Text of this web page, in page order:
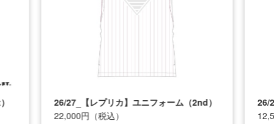
26/27_【レプリカ】ユニフォーム（2nd）
22,000円（税込）
26/